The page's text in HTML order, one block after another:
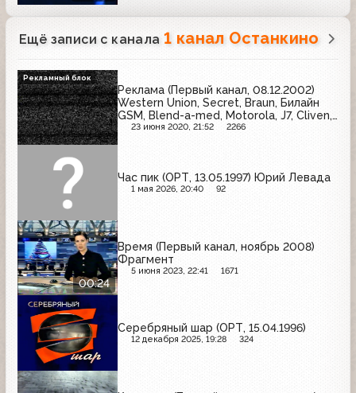
Ещё записи с канала 1 канал Останкино
Реклама (Первый канал, 08.12.2002)
Western Union, Secret, Braun, Билайн
GSM, Blend-a-med, Motorola, J7, Cliven,
Shamtu, Ременс, Libresse
23 июня 2020, 21:52 2266
Рекламный блок
Час пик (ОРТ, 13.05.1997) Юрий Левада
1 мая 2026, 20:40 92
00:24
Время (Первый канал, ноябрь 2008)
Фрагмент
5 июня 2023, 22:41 1671
Серебряный шар (ОРТ, 15.04.1996)
12 декабря 2025, 19:28 324